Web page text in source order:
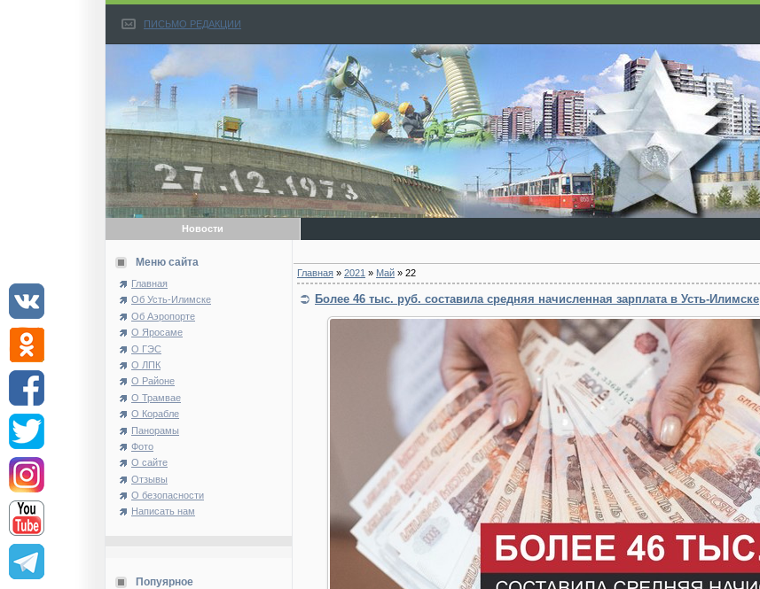
ПИСЬМО РЕДАКЦИИ
Новости
Меню сайта
Главная
Об Усть-Илимске
Об Аэропорте
О Яросаме
О ГЭС
О ЛПК
О Районе
О Трамвае
О Корабле
Панорамы
Фото
О сайте
Отзывы
О безопасности
Написать нам
Попуярное
Главная » 2021 » Май » 22
Более 46 тыс. руб. составила средняя начисленная зарплата в Усть-Илимске